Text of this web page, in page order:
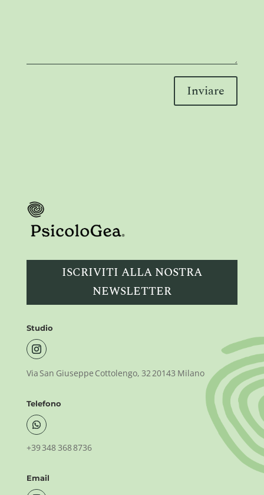
Inviare
ISCRIVITI ALLA NOSTRA
NEWSLETTER
Studio
Via San Giuseppe Cottolengo, 32 20143 Milano
Telefono
+39 348 368 8736
Email